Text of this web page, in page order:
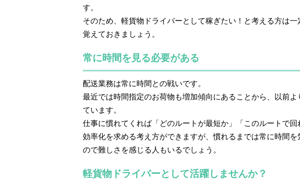
す。
そのため、軽貨物ドライバーとして稼ぎたい！と考える方は
覚えておきましょう。
常に時間を見る必要がある
配送業務は常に時間との戦いです。
最近では時間指定のお荷物も増加傾向にあることから、以前
ています。
仕事に慣れてくれば「どのルートが最短か」「このルートで
効率化を求める考え方ができますが、慣れるまでは常に時間
ので難しさを感じる人もいるでしょう。
軽貨物ドライバーとして活躍しませんか？